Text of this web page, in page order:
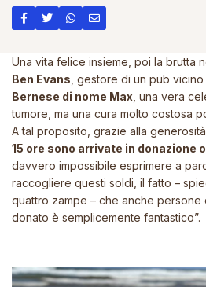
Una vita felice insieme, poi la brutta
Ben Evans , gestore di un pub
Bernese di nome Max , una vera
tumore, ma una cura molto costosa
A tal proposito, grazie alla
15 ore sono arrivate in donazione
davvero impossibile esprimere a
raccogliere questi soldi, il fatto –
quattro zampe – che anche persone
donato è semplicemente fantastico”.